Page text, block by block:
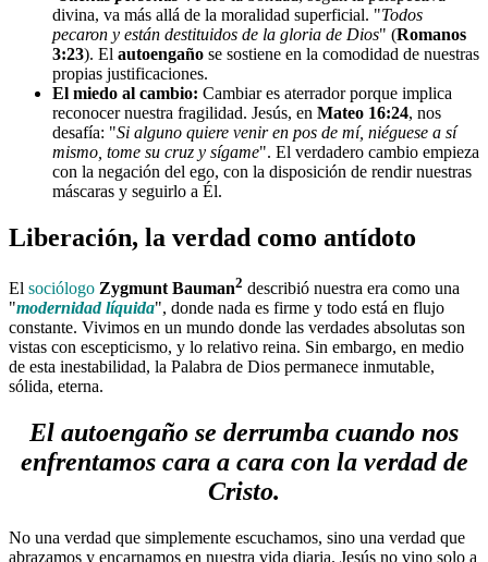
divina, va más allá de la moralidad superficial. "Todos
pecaron y están destituidos de la gloria de Dios" (Romanos
3:23). El autoengaño se sostiene en la comodidad de nuestras
propias justificaciones.
El miedo al cambio: Cambiar es aterrador porque implica
reconocer nuestra fragilidad. Jesús, en Mateo 16:24, nos
desafía: "Si alguno quiere venir en pos de mí, niéguese a sí
mismo, tome su cruz y sígame". El verdadero cambio empieza
con la negación del ego, con la disposición de rendir nuestras
máscaras y seguirlo a Él.
Liberación, la verdad como antídoto
El sociólogo Zygmunt Bauman2 describió nuestra era como una
"modernidad líquida", donde nada es firme y todo está en flujo
constante. Vivimos en un mundo donde las verdades absolutas son
vistas con escepticismo, y lo relativo reina. Sin embargo, en medio
de esta inestabilidad, la Palabra de Dios permanece inmutable,
sólida, eterna.
El autoengaño se derrumba cuando nos
enfrentamos cara a cara con la verdad de
Cristo.
No una verdad que simplemente escuchamos, sino una verdad que
abrazamos y encarnamos en nuestra vida diaria. Jesús no vino solo a